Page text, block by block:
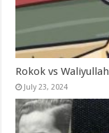
Rokok vs Waliyullah
July 23, 2024